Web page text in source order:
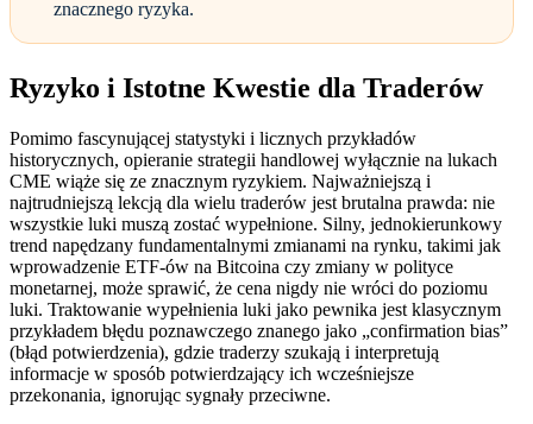
znacznego ryzyka.
Ryzyko i Istotne Kwestie dla Traderów
Pomimo fascynującej statystyki i licznych przykładów
historycznych, opieranie strategii handlowej wyłącznie na lukach
CME wiąże się ze znacznym ryzykiem. Najważniejszą i
najtrudniejszą lekcją dla wielu traderów jest brutalna prawda: nie
wszystkie luki muszą zostać wypełnione. Silny, jednokierunkowy
trend napędzany fundamentalnymi zmianami na rynku, takimi jak
wprowadzenie ETF-ów na Bitcoina czy zmiany w polityce
monetarnej, może sprawić, że cena nigdy nie wróci do poziomu
luki. Traktowanie wypełnienia luki jako pewnika jest klasycznym
przykładem błędu poznawczego znanego jako „confirmation bias”
(błąd potwierdzenia), gdzie traderzy szukają i interpretują
informacje w sposób potwierdzający ich wcześniejsze
przekonania, ignorując sygnały przeciwne.